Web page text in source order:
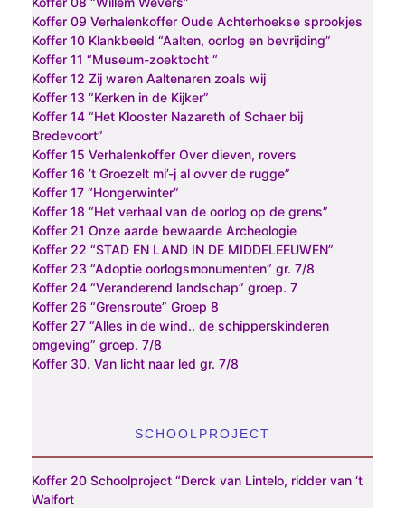
Koffer 09 Verhalenkoffer Oude Achterhoekse sprookjes
Koffer 10 Klankbeeld “Aalten, oorlog en bevrijding”
Koffer 11 “Museum-zoektocht “
Koffer 12 Zij waren Aaltenaren zoals wij
Koffer 13 “Kerken in de Kijker”
Koffer 14 “Het Klooster Nazareth of Schaer bij
Bredevoort”
Koffer 15 Verhalenkoffer Over dieven, rovers
Koffer 16 ’t Groezelt mi’-j al ovver de rugge”
Koffer 17 “Hongerwinter”
Koffer 18 “Het verhaal van de oorlog op de grens”
Koffer 21 Onze aarde bewaarde Archeologie
Koffer 22 “STAD EN LAND IN DE MIDDELEEUWEN”
Koffer 23 “Adoptie oorlogsmonumenten” gr. 7/8
Koffer 24 “Veranderend landschap” groep. 7
Koffer 26 “Grensroute” Groep 8
Koffer 27 “Alles in de wind.. de schipperskinderen
omgeving” groep. 7/8
Koffer 30. Van licht naar led gr. 7/8
SCHOOLPROJECT
Koffer 20 Schoolproject “Derck van Lintelo, ridder van ‘t
Walfort